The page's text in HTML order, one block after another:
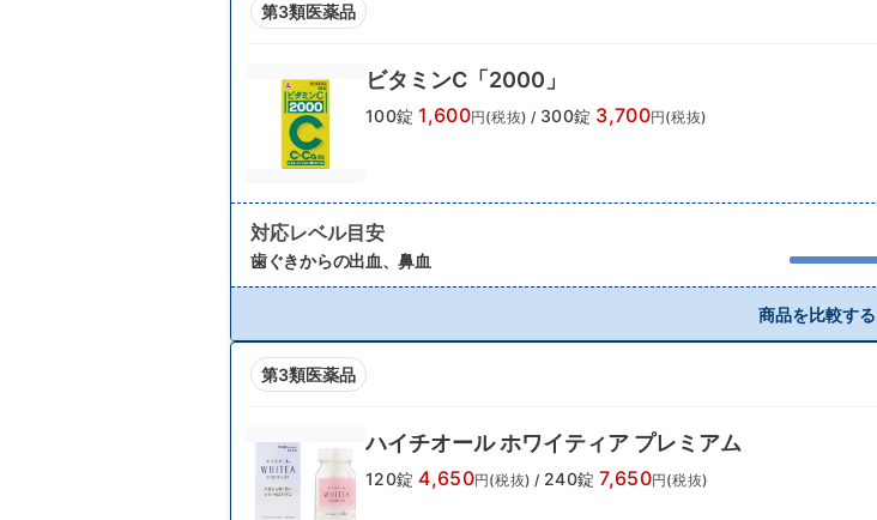
第3類医薬品
ビタミンC「2000」
100錠 1,600円(税抜) / 300錠 3,700円(税抜)
対応レベル目安
歯ぐきからの出血、鼻血
商品を比較する
第3類医薬品
ハイチオール ホワイティア プレミアム
120錠 4,650円(税抜) / 240錠 7,650円(税抜)